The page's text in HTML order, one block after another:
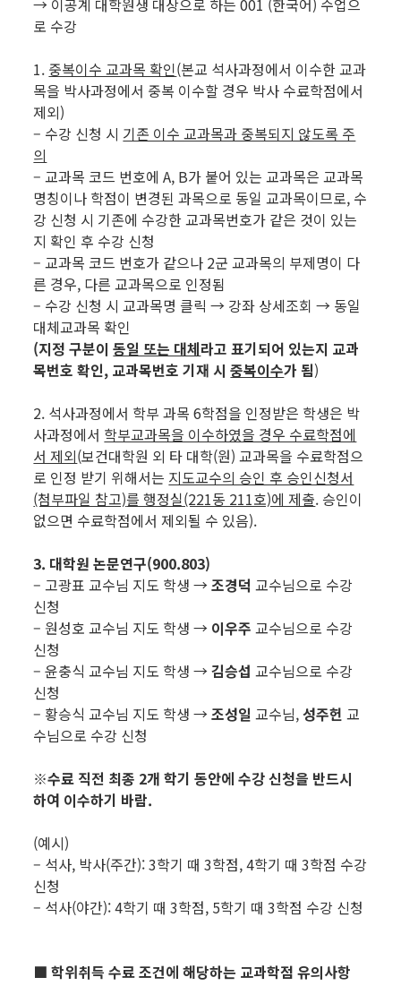
→ 이공계 대학원생 대상으로 하는 001 (한국어) 수업으
로 수강
1. 중복이수 교과목 확인(본교 석사과정에서 이수한 교과
목을 박사과정에서 중복 이수할 경우 박사 수료학점에서
제외)
– 수강 신청 시 기존 이수 교과목과 중복되지 않도록 주
의
– 교과목 코드 번호에 A, B가 붙어 있는 교과목은 교과목
명칭이나 학점이 변경된 과목으로 동일 교과목이므로, 수
강 신청 시 기존에 수강한 교과목번호가 같은 것이 있는
지 확인 후 수강 신청
– 교과목 코드 번호가 같으나 2군 교과목의 부제명이 다
른 경우, 다른 교과목으로 인정됨
– 수강 신청 시 교과목명 클릭 → 강좌 상세조회 → 동일
대체교과목 확인
(지정 구분이동일 또는 대체라고 표기되어 있는지 교과
목번호 확인, 교과목번호 기재 시중복이수가 됨)
2. 석사과정에서 학부 과목 6학점을 인정받은 학생은 박
사과정에서 학부교과목을 이수하였을 경우 수료학점에
서 제외(보건대학원 외 타 대학(원) 교과목을 수료학점으
로 인정 받기 위해서는 지도교수의 승인 후 승인신청서
(첨부파일 참고)를 행정실(221동 211호)에 제출. 승인이
없으면 수료학점에서 제외될 수 있음).
3. 대학원 논문연구(900.803)
– 고광표 교수님 지도 학생 →조경덕 교수님으로 수강
신청
– 원성호 교수님 지도 학생 → 이우주 교수님으로 수강
신청
– 윤충식 교수님 지도 학생 →김승섭 교수님으로 수강
신청
– 황승식 교수님 지도 학생 →조성일 교수님,성주헌 교
수님으로 수강 신청
※수료 직전 최종 2개 학기 동안에 수강 신청을 반드시
하여 이수하기 바람.
(예시)
– 석사, 박사(주간): 3학기 때 3학점, 4학기 때 3학점 수강
신청
– 석사(야간): 4학기 때 3학점, 5학기 때 3학점 수강 신청
■ 학위취득 수료 조건에 해당하는 교과학점 유의사항